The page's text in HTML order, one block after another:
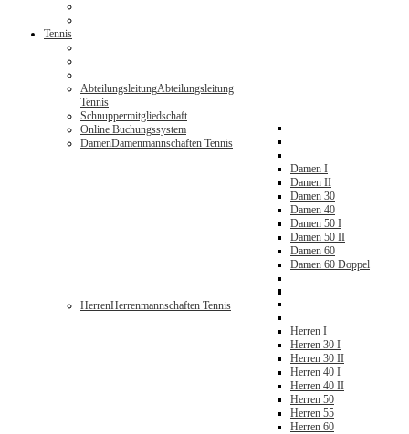
Tennis
AbteilungsleitungAbteilungsleitung
Tennis
Schnuppermitgliedschaft
Online Buchungssystem
DamenDamenmannschaften Tennis
Damen I
Damen II
Damen 30
Damen 40
Damen 50 I
Damen 50 II
Damen 60
Damen 60 Doppel
HerrenHerrenmannschaften Tennis
Herren I
Herren 30 I
Herren 30 II
Herren 40 I
Herren 40 II
Herren 50
Herren 55
Herren 60